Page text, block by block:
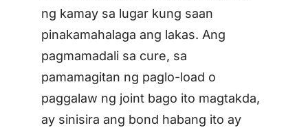
ng kamay sa lugar kung saan
pinakamahalaga ang lakas. Ang
pagmamadali sa cure, sa
pamamagitan ng paglo-load o
paggalaw ng joint bago ito magtakda,
ay sinisira ang bond habang ito ay